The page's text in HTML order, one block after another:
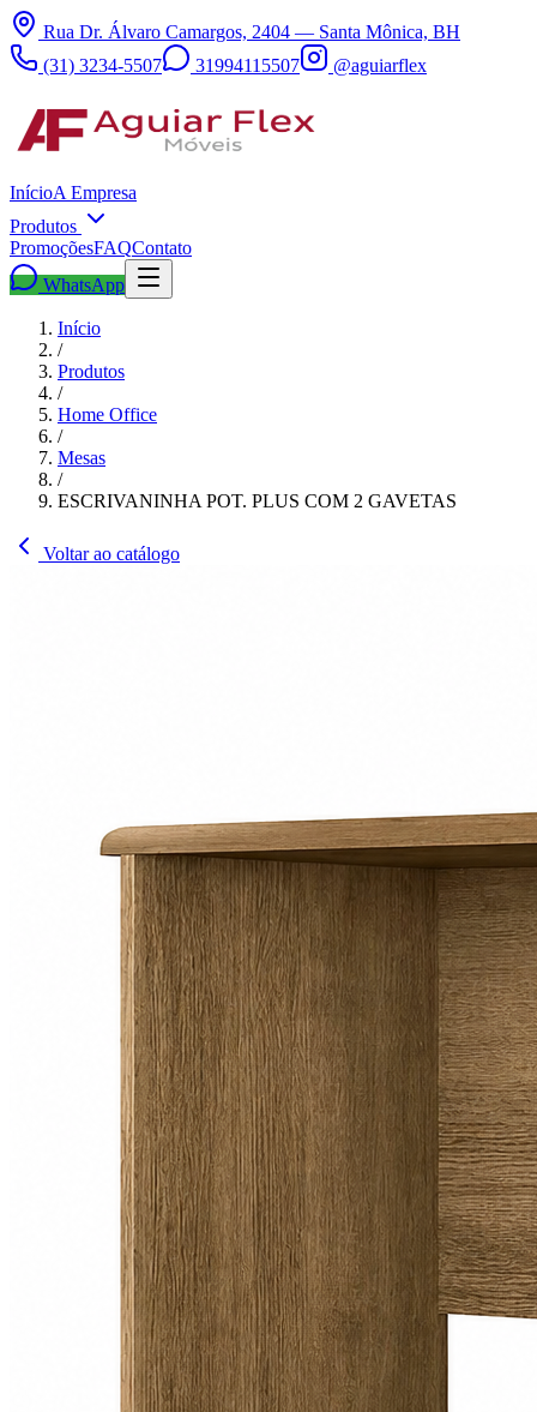
Rua Dr. Álvaro Camargos, 2404 — Santa Mônica, BH
(31) 3234-5507
31994115507 @aguiarflex
InícioA Empresa
Produtos
PromoçõesFAQContato
WhatsApp
Início
/
Produtos
/
Home Office
/
Mesas
/
ESCRIVANINHA POT. PLUS COM 2 GAVETAS
Voltar ao catálogo